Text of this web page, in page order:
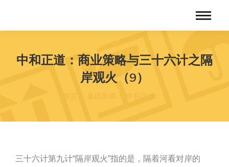
中和正道：商业策略与三十六计之隔
岸观火（9）
三十六计第九计“隔岸观火”指的是，隔着河看对岸的